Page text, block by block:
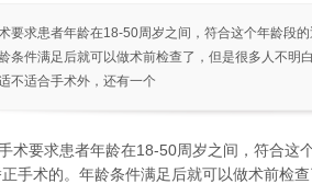
要求患者年龄在18-50周岁之间，符合这个年龄段
条件满足后就可以做术前检查了，但是很多人不明
不适合手术外，还有一个
术要求患者年龄在18-50周岁之间，符合这
手术的。年龄条件满足后就可以做术前检